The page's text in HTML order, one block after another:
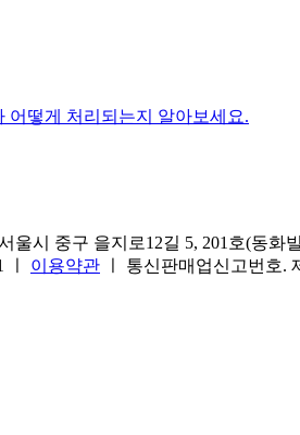
어떻게 처리되는지 알아보세요.
시 중구 을지로12길 5, 201호(동
ㅣ 이용약관 ㅣ 통신판매업신고번호.